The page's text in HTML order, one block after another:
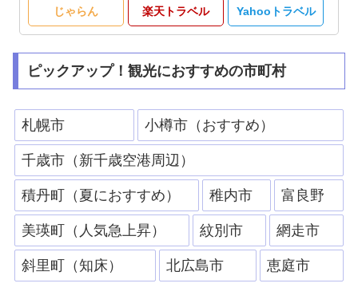
じゃらん 楽天トラベル Yahooトラベル
ピックアップ！観光におすすめの市町村
札幌市 小樽市（おすすめ）
千歳市（新千歳空港周辺）
積丹町（夏におすすめ） 稚内市 富良野
美瑛町（人気急上昇） 紋別市 網走市
斜里町（知床） 北広島市 恵庭市